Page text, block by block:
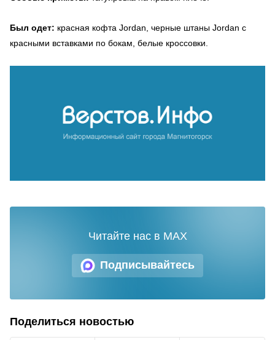
Был одет: красная кофта Jordan, черные штаны Jordan с
красными вставками по бокам, белые кроссовки.
Подписывайтесь
Читайте нас в MAX
Поделиться новостью